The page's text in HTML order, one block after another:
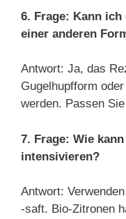
6. Frage: Kann
einer anderen
Antwort: Ja, das
Gugelhupfform
werden. Passen
7. Frage: Wie
intensivieren?
Antwort:
-saft. Bio-Zitronen